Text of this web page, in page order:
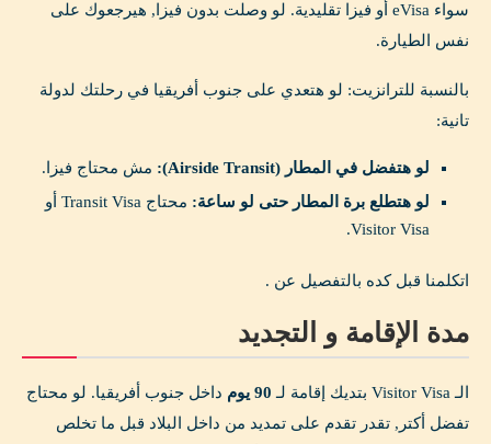
سواء eVisa أو فيزا تقليدية. لو وصلت بدون فيزا, هيرجعوك على
نفس الطيارة.
بالنسبة للترانزيت: لو هتعدي على جنوب أفريقيا في رحلتك لدولة
تانية:
لو هتفضل في المطار (Airside Transit):
مش محتاج فيزا.
لو هتطلع برة المطار حتى لو ساعة:
محتاج Transit Visa أو
Visitor Visa.
اتكلمنا قبل كده بالتفصيل عن .
مدة الإقامة و التجديد
الـ Visitor Visa بتديك إقامة لـ 90 يوم
داخل جنوب أفريقيا. لو محتاج
تفضل أكتر, تقدر تقدم على تمديد من داخل البلاد قبل ما تخلص